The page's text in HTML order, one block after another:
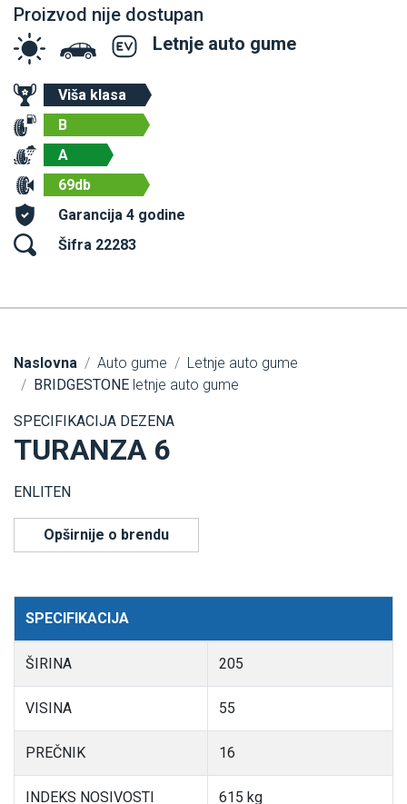
Proizvod nije dostupan
Letnje auto gume
Viša klasa
B
A
69db
Garancija 4 godine
Šifra 22283
Naslovna Auto gume
Letnje auto gume
BRIDGESTONE letnje auto gume
SPECIFIKACIJA DEZENA
TURANZA 6
ENLITEN
Opširnije o brendu
SPECIFIKACIJA
ŠIRINA 205
VISINA 55
PREČNIK 16
INDEKS NOSIVOSTI 615 kg